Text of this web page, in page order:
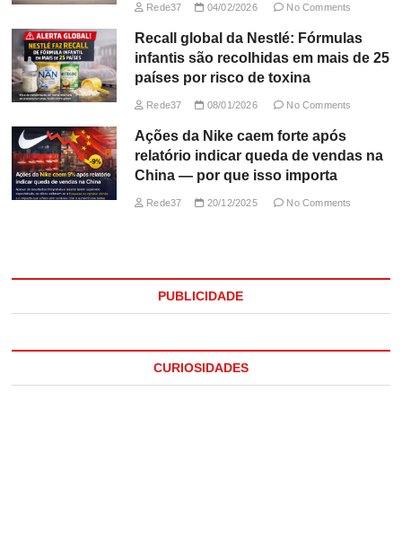
Rede37 04/02/2026 No Comments
Recall global da Nestlé: Fórmulas
infantis são recolhidas em mais de 25
países por risco de toxina
Rede37 08/01/2026 No Comments
Ações da Nike caem forte após
relatório indicar queda de vendas na
China — por que isso importa
Rede37 20/12/2025 No Comments
PUBLICIDADE
CURIOSIDADES